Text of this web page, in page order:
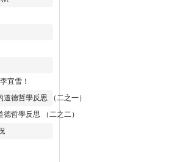
宜雪！
德哲學反思 （二之一）
哲學反思 （二之二）